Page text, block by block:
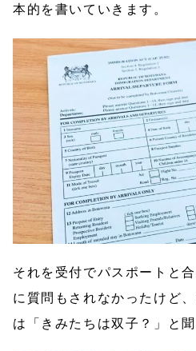
本的を書いていきます。
それを受付でパスポートと
に質問もされなかったけど
は「きみたちは双子？」と